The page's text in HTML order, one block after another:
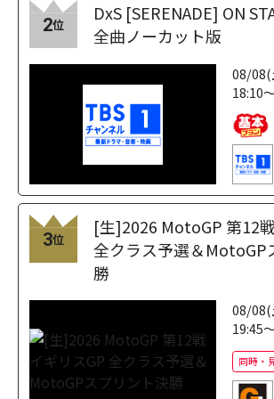
2位
DxS [SERENADE] ON
全曲ノーカット版
08/08(
18:10
3位
[生]2026 MotoGP 第12
全クラス予選＆MotoGP
勝
08/08(
19:45
同時・